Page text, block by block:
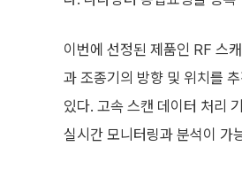
이번에 선정된 제품인 RF 스
과 조종기의 방향 및 위치를
있다. 고속 스캔 데이터 처리
실시간 모니터링과 분석이 가